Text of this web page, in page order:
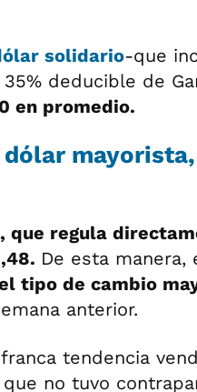
solidario-que
deducible de
en promedio.
, que regula
De esta manera,
tipo de cambio
anterior.
tendencia
no tuvo